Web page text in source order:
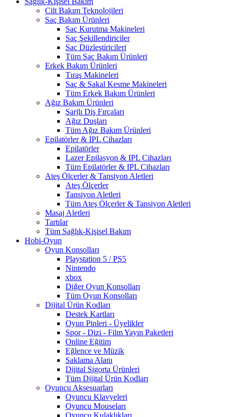
Cilt Bakım Teknolojileri
Saç Bakım Ürünleri
Saç Kurutma Makineleri
Saç Şekillendiriciler
Saç Düzleştiricileri
Tüm Saç Bakım Ürünleri
Erkek Bakım Ürünleri
Tıraş Makineleri
Saç & Sakal Kesme Makineleri
Tüm Erkek Bakım Ürünleri
Ağız Bakım Ürünleri
Şarjlı Diş Fırçaları
Ağız Duşları
Tüm Ağız Bakım Ürünleri
Epilatörler & IPL Cihazları
Epilatörler
Lazer Epilasyon & IPL Cihazları
Tüm Epilatörler & IPL Cihazları
Ateş Ölçerler & Tansiyon Aletleri
Ateş Ölçerler
Tansiyon Aletleri
Tüm Ateş Ölçerler & Tansiyon Aletleri
Masaj Aletleri
Tartılar
Tüm Sağlık-Kişisel Bakım
Hobi-Oyun
Oyun Konsolları
Playstation 5 / PS5
Nintendo
xbox
Diğer Oyun Konsolları
Tüm Oyun Konsolları
Dijital Ürün Kodları
Destek Kartları
Oyun Pinleri - Üyelikler
Spor - Dizi - Film Yayın Paketleri
Online Eğitim
Eğlence ve Müzik
Saklama Alanı
Dijital Sigorta Ürünleri
Tüm Dijital Ürün Kodları
Oyuncu Aksesuarları
Oyuncu Klavyeleri
Oyuncu Mouseları
Oyuncu Kulaklıkları